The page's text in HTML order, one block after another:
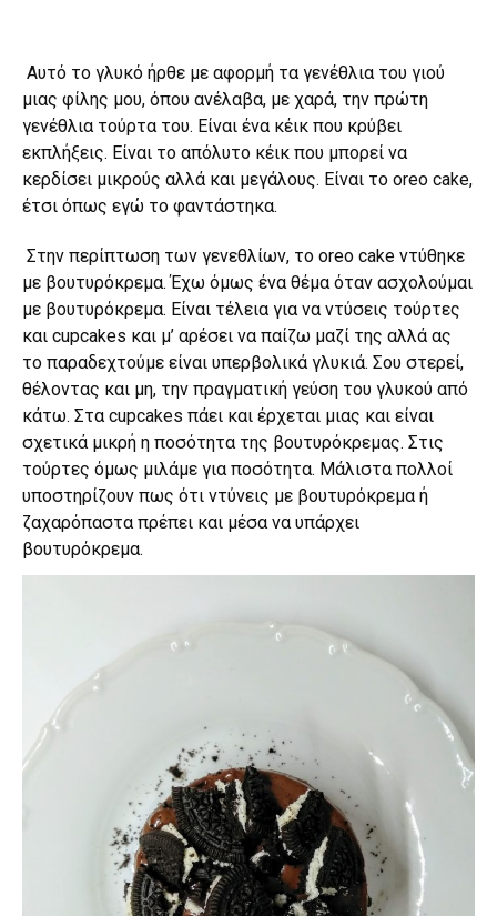
Αυτό το γλυκό ήρθε με αφορμή τα γενέθλια του γιού
μιας φίλης μου, όπου ανέλαβα, με χαρά, την πρώτη
γενέθλια τούρτα του. Είναι ένα κέικ που κρύβει
εκπλήξεις. Eίναι το απόλυτο κέικ που μπορεί να
κερδίσει μικρούς αλλά και μεγάλους. Είναι το oreo cake,
έτσι όπως εγώ το φαντάστηκα.
Στην περίπτωση των γενεθλίων, το oreo cake ντύθηκε
με βουτυρόκρεμα. Έχω όμως ένα θέμα όταν ασχολούμαι
με βουτυρόκρεμα. Είναι τέλεια για να ντύσεις τούρτες
και cupcakes και μ’ αρέσει να παίζω μαζί της αλλά ας
το παραδεχτούμε είναι υπερβολικά γλυκιά. Σου στερεί,
θέλοντας και μη, την πραγματική γεύση του γλυκού από
κάτω. Στα cupcakes πάει και έρχεται μιας και είναι
σχετικά μικρή η ποσότητα της βουτυρόκρεμας. Στις
τούρτες όμως μιλάμε για ποσότητα. Μάλιστα πολλοί
υποστηρίζουν πως ότι ντύνεις με βουτυρόκρεμα ή
ζαχαρόπαστα πρέπει και μέσα να υπάρχει
βουτυρόκρεμα.